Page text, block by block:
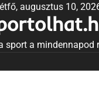
augusztus 10,
sport a mindennapod